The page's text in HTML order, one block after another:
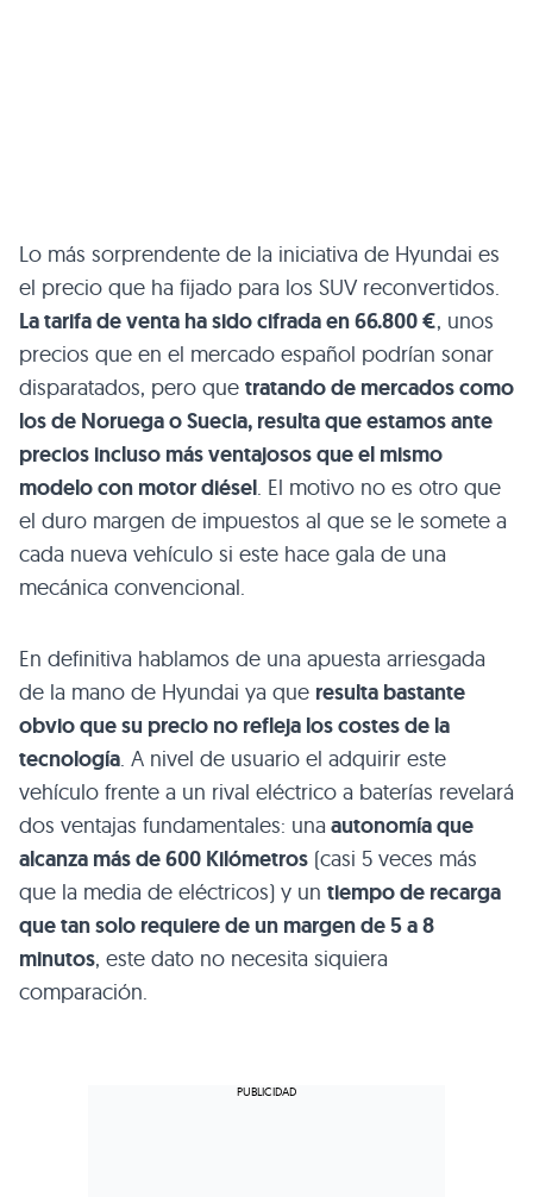
Lo más sorprendente de la iniciativa de Hyundai es
el precio que ha fijado para los SUV reconvertidos.
La tarifa de venta ha sido cifrada en 66.800 €, unos
precios que en el mercado español podrían sonar
disparatados, pero que tratando de mercados como
los de Noruega o Suecia, resulta que estamos ante
precios incluso más ventajosos que el mismo
modelo con motor diésel. El motivo no es otro que
el duro margen de impuestos al que se le somete a
cada nueva vehículo si este hace gala de una
mecánica convencional.
En definitiva hablamos de una apuesta arriesgada
de la mano de Hyundai ya que resulta bastante
obvio que su precio no refleja los costes de la
tecnología. A nivel de usuario el adquirir este
vehículo frente a un rival eléctrico a baterías revelará
dos ventajas fundamentales: una autonomía que
alcanza más de 600 Kilómetros (casi 5 veces más
que la media de eléctricos) y un tiempo de recarga
que tan solo requiere de un margen de 5 a 8
minutos, este dato no necesita siquiera
comparación.